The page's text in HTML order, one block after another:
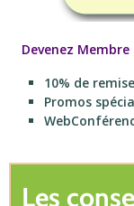
Devenez
10% de
Promos